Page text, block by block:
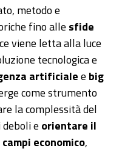
metodo e
fino alle sfide
viene letta alla luce
tecnologica e
artificiale e big
come strumento
la complessità del
e orientare il
economico